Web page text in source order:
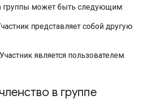
группы может быть следующим:
представляет собой другую
является пользователем.
в группе